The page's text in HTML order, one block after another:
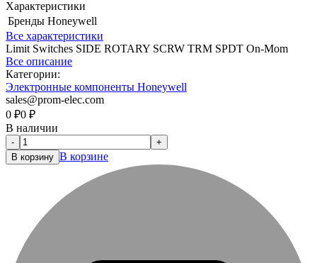
Характеристики
Бренды Honeywell
Все характеристики
Limit Switches SIDE ROTARY SCRW TRM SPDT On-Mom
Все описание
Категории:
Электронные компоненты Honeywell
sales@prom-elec.com
0 ₽0 ₽
В наличии
-
+
В корзину В корзине